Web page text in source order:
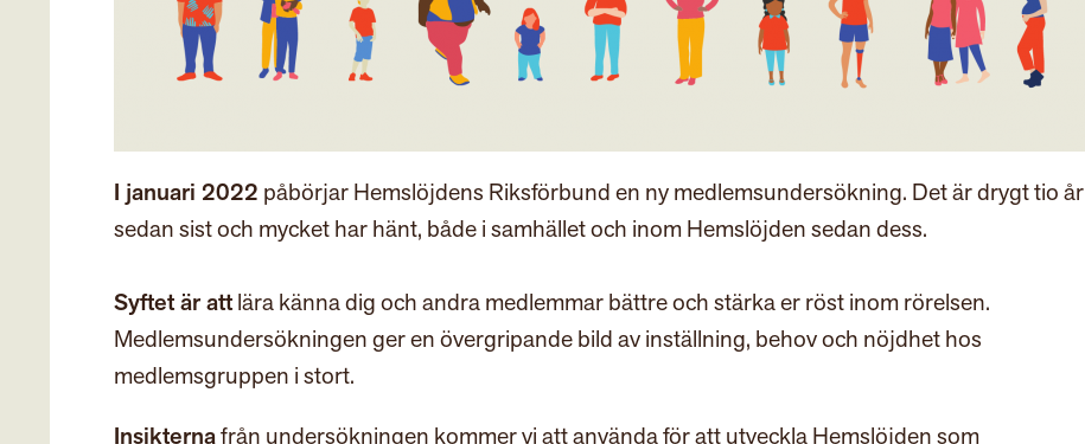
I januari 2022 påbörjarHemslöjdens Riksförbund en ny medlemsundersökning. Det är drygt tio år
sedan sist och mycket har hänt, både i samhället och inomHemslöjdensedan dess.
Syftet är attlära känna dig och andra medlemmar bättre och stärka er röst inom rörelsen.
Medlemsundersökningen ger en övergripande bild av inställning, behov och nöjdhet hos
medlemsgruppen i stort.
Insikternafrån undersökningen kommer vi att använda för att utvecklaHemslöjdensom